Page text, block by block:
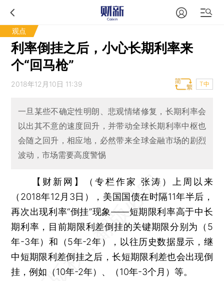
观点
利率倒挂之后，小心长期利率来
个“回马枪”
2018年12月10日 11:39 T中
一旦某些不确定性明朗、悲观情绪修复，长期利率会
以出其不意的速度回升，并带动全球长期利率中枢也
会随之回升，相应地，必然带来全球金融市场的剧烈
波动，市场需要高度警惕
【财新网】（专栏作家 张涛）
上周以来
（2018年12月3日），美国国债在时隔11年半后，
再次出现利率“倒挂”现象——短期限利率高于中长
期利率，目前期限利差倒挂的关键期限分别为（5
年-3年）和（5年-2年），以往历史数据显示，继
中短期限利差倒挂之后，长短期限利差也会出现倒
挂，例如（10年-2年）、（10年-3个月）等。